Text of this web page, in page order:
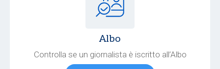
Albo
Controlla se un giornalista è iscritto all’Albo